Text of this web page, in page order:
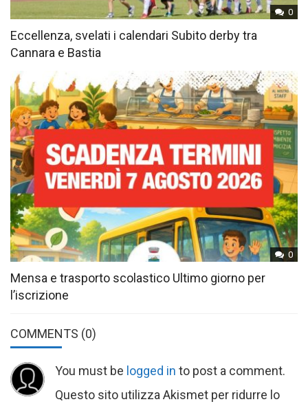
0
Eccellenza, svelati i calendari Subito derby tra
Cannara e Bastia
0
Mensa e trasporto scolastico Ultimo giorno per
l’iscrizione
COMMENTS (0)
You must be logged in to post a comment.
Questo sito utilizza Akismet per ridurre lo